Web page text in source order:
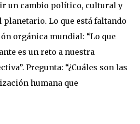
un cambio político, cultural y
Lo que está faltando
orgánica mundial: “Lo que
es un reto a nuestra
Pregunta: “¿Cuáles son las
humana que